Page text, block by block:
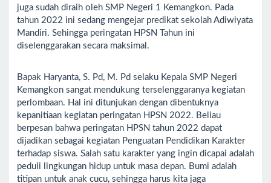
juga sudah diraih oleh SMP Negeri 1 Kemangkon. Pada
tahun 2022 ini sedang mengejar predikat sekolah Adiwiyata
Mandiri. Sehingga peringatan HPSN Tahun ini
diselenggarakan secara maksimal.
Bapak Haryanta, S. Pd, M. Pd selaku Kepala SMP Negeri
Kemangkon sangat mendukung terselenggaranya kegiatan
perlombaan. Hal ini ditunjukan dengan dibentuknya
kepanitiaan kegiatan peringatan HPSN 2022. Beliau
berpesan bahwa peringatan HPSN tahun 2022 dapat
dijadikan sebagai kegiatan Penguatan Pendidikan Karakter
terhadap siswa. Salah satu karakter yang ingin dicapai adalah
peduli lingkungan hidup untuk masa depan. Bumi adalah
titipan untuk anak cucu, sehingga harus kita jaga